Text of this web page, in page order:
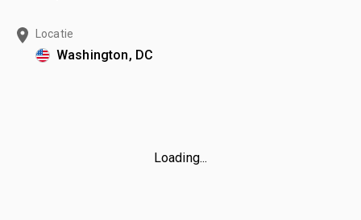
Locatie
Washington, DC
Loading...